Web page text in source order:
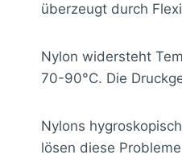
überzeugt durch
Nylon widersteht
70-90°C. Die
Nylons
lösen diese